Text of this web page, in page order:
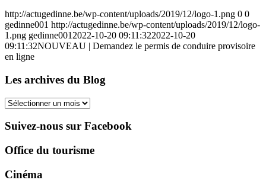
http://actugedinne.be/wp-content/uploads/2019/12/logo-1.png 0 0
gedinne001 http://actugedinne.be/wp-content/uploads/2019/12/logo-
1.png gedinne001 2022-10-20 09:11:322022-10-20
09:11:32NOUVEAU | Demandez le permis de conduire provisoire
en ligne
Les archives du Blog
Les
du
Suivez-nous sur Facebook
Office du tourisme
Cinéma